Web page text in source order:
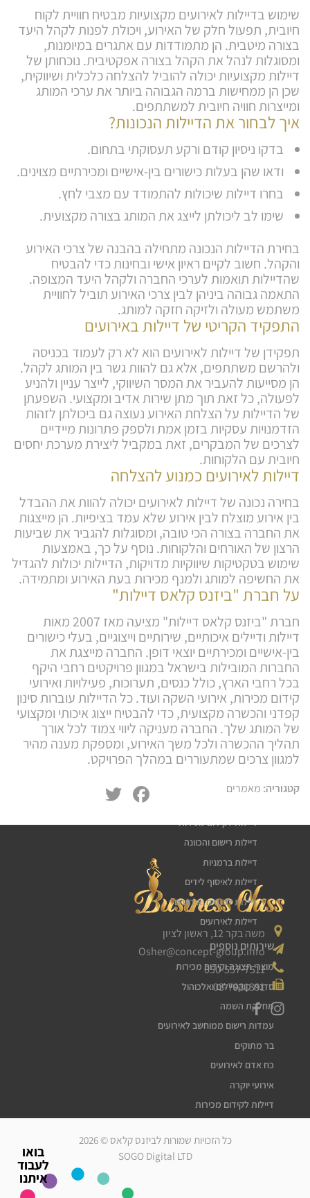
בואו
לעבוד
איתנו
שימוש בדיילות לאירועים מקצועיות מבטיח חוויית לקוח
חיובית, תפעול חלק של האירוע, ויכולת לפנות לקהל היעד
בצורה מיטבית. הן מתמודדות עם אתגרים במיומנות,
ומסוגלות לנהל את הקהל בצורה אפקטיבית. נוכחותן של
דיילות מקצועיות יכולה להוביל להצלחה כלכלית ושיווקית,
שכן הן ממחישות ברמה הגבוהה ביותר את ערכי המותג
ומייצרות חוויה חיובית למשתתפים.
איך לבחור את הדיילות הנכונות?
בדקו ניסיון קודם ורקע תעסוקתי בתחום.
ודאו שהן בעלות כישורים בין-אישיים ומכירתיים מצוינים.
בחרו דיילות שיכולות להתמודד עם מצבי לחץ.
שימו לב ליכולתן לייצג את המותג בצורה מקצועית.
בחירת הדיילות הנכונה מתחילה בהבנה של צרכי האירוע
והקהל. חשוב לקיים ראיון אישי ובחינות כדי להבטיח
שהדיילות תואמות לערכי החברה ולקהל היעד המצופה.
התאמה גבוהה ביניהן לבין צרכי האירוע תוביל לחוויית
משתמש מעולה ולזיקה חזקה למותג.
התפקיד הקריטי של דיילות באירועים
תפקידן של דיילות לאירועים הוא לא רק לעמוד בכניסה
ולהרשם משתתפים, אלא גם להוות גשר בין המותג לקהל.
הן מסייעות להעביר את המסר השיווקי, לייצר עניין ולהניע
לפעולה, כל זאת תוך מתן שירות אדיב ומקצועי. השפעתן
של הדיילות על הצלחת האירוע נעוצה גם ביכולתן לזהות
הזדמנויות עסקיות בזמן אמת ולספק פתרונות מיידיים
לצרכים של המבקרים, זאת במקביל ליצירת מערכת יחסים
חיובית עם הלקוחות.
דיילות לאירועים כמנוע להצלחה
בחירה נכונה של דיילות לאירועים יכולה להוות את ההבדל
בין אירוע מוצלח לבין אירוע שלא עמד בציפיות. הן מייצגות
את החברה בצורה הכי טובה, ומסוגלות להגביר את שביעות
הרצון של האורחים והלקוחות. נוסף על כך, באמצעות
שימוש בטקטיקות שיווקיות מדויקות, הדיילות יכולות להגדיל
את החשיפה למותג ולמנף מכירות בעת האירוע ומתמידה.
על חברת "ביזנס קלאס דיילות"
חברת "ביזנס קלאס דיילות" מציעה מאז 2007 מאות
דיילות ודיילים איכותיים, שירותיים וייצוגיים, בעלי כישורים
בין-אישיים ומכירתיים יוצאי דופן. החברה מייצגת את
החברות המובילות בישראל במגוון פרויקטים רחבי היקף
בכל רחבי הארץ, כולל כנסים, תערוכות, פעילויות ואירועי
קידום מכירות, אירועי השקה ועוד. כל הדיילות עוברות סינון
קפדני והכשרה מקצועית, כדי להבטיח ייצוג איכותי ומקצועי
של המותג שלך. החברה מעניקה ליווי צמוד לכל אורך
תהליך ההכשרה ולכל משך האירוע, ומספקת מענה מהיר
למגוון צרכים שמתעוררים במהלך הפרויקט.
קטגוריה: מאמרים Facebook
משה בקר 12, ראשון לציון
Osher@concept-group.info
050-557-7511
03-7931391
שירותי דיילות
דיילת טעימות
דיילות לקידום מכירות
דיילות רישום והכוונה
דיילות ברמניות
דיילות לאיסוף לידים
דיילות לכנסים ואירועים
דיילות לאירועים
שירותים נוספים
מוצרי תצוגה וקידום מכירות
סדנת קוקטיילים ואלכוהול
מחלקת השמה
עמדות רישום ממוחשב לאירועים
בר מתוקים
כח אדם לאירועים
אירועי יוקרה
דיילות לקידום מכירות
מלצרים לאירועים
כל הזכויות שמורות לביזנס קלאס © 2026
SOGO Digital LTD